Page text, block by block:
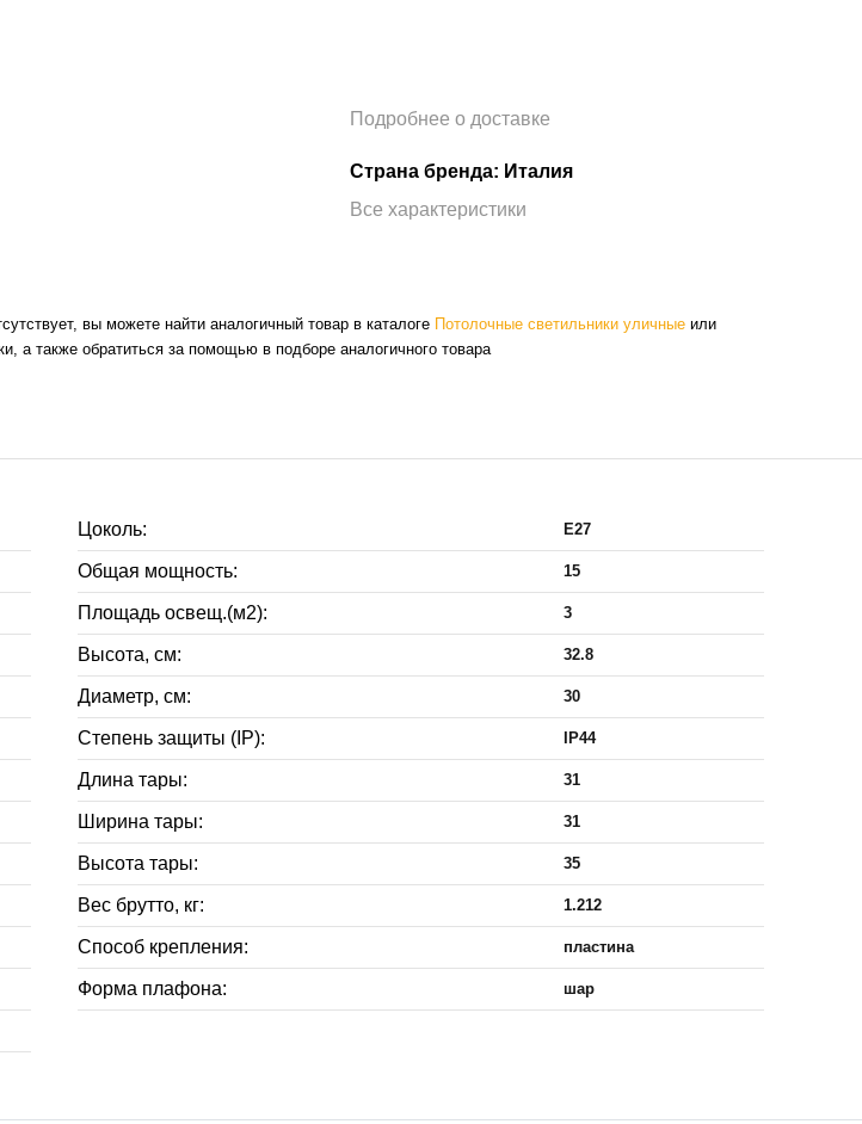
Подробнее о доставке
Страна бренда: Италия
Все характеристики
вы можете найти аналогичный товар в каталоге Потолочные светильники уличные или
а также обратиться за помощью в подборе аналогичного товара
Цоколь: E27
Общая мощность: 15
Площадь освещ.(м2): 3
Высота, см: 32.8
Диаметр, см: 30
Степень защиты (IP): IP44
Длина тары: 31
Ширина тары: 31
Высота тары: 35
Вес брутто, кг: 1.212
Способ крепления: пластина
Форма плафона: шар